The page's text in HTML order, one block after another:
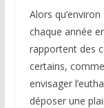
Alors
chaque année
rapportent des
certains,
envisager
déposer une